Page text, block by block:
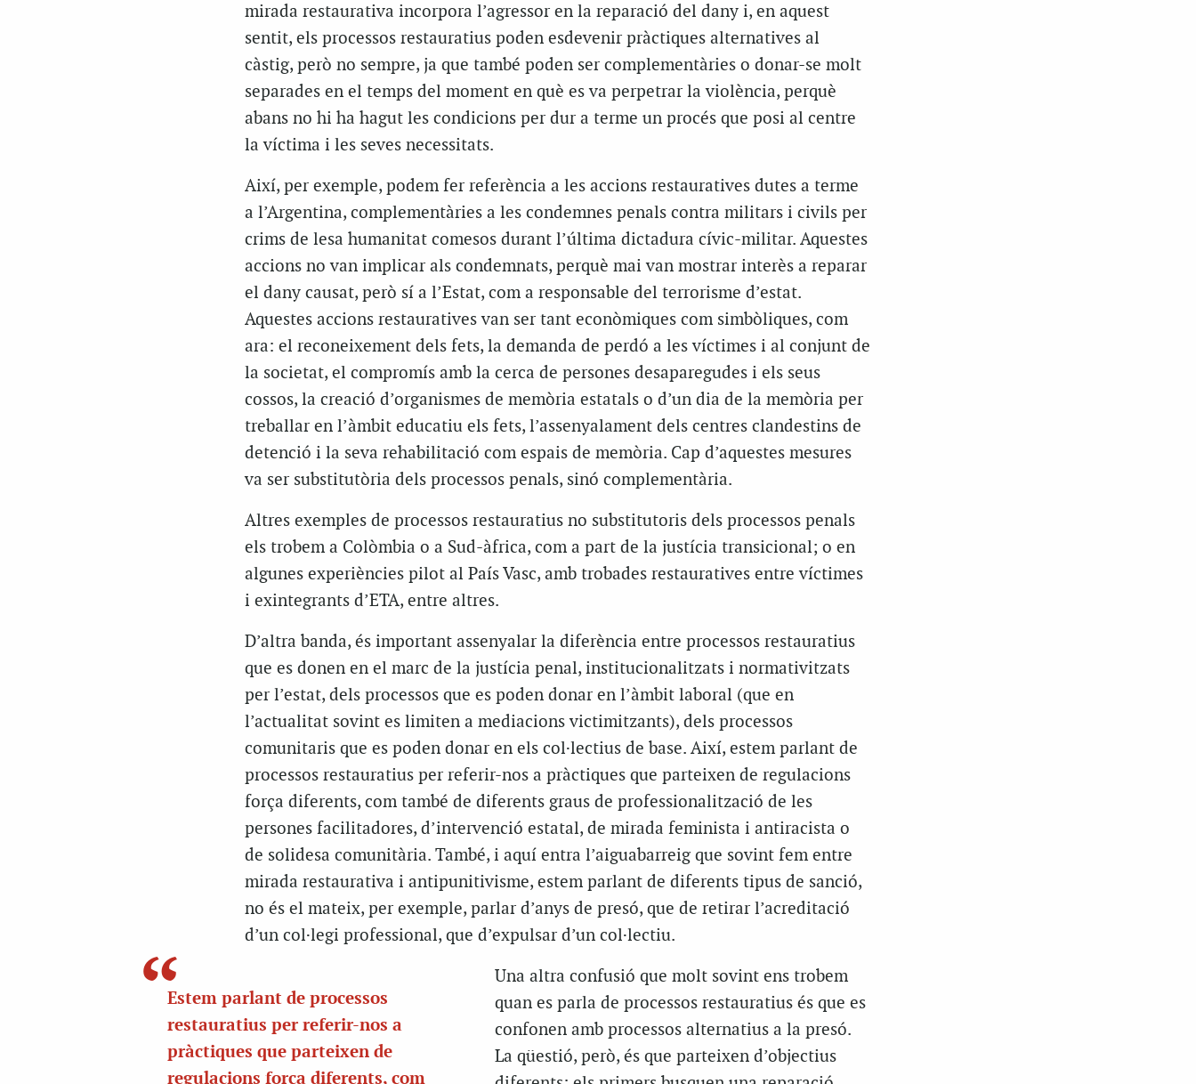
mirada restaurativa incorpora l’agressor en la reparació del dany i, en aquest
sentit, els processos restauratius poden esdevenir pràctiques alternatives al
càstig, però no sempre, ja que també poden ser complementàries o donar-se molt
separades en el temps del moment en què es va perpetrar la violència, perquè
abans no hi ha hagut les condicions per dur a terme un procés que posi al centre
la víctima i les seves necessitats.
Així, per exemple, podem fer referència a les accions restauratives dutes a terme
a l’Argentina, complementàries a les condemnes penals contra militars i civils per
crims de lesa humanitat comesos durant l’última dictadura cívic-militar. Aquestes
accions no van implicar als condemnats, perquè mai van mostrar interès a reparar
el dany causat, però sí a l’Estat, com a responsable del terrorisme d’estat.
Aquestes accions restauratives van ser tant econòmiques com simbòliques, com
ara: el reconeixement dels fets, la demanda de perdó a les víctimes i al conjunt de
la societat, el compromís amb la cerca de persones desaparegudes i els seus
cossos, la creació d’organismes de memòria estatals o d’un dia de la memòria per
treballar en l’àmbit educatiu els fets, l’assenyalament dels centres clandestins de
detenció i la seva rehabilitació com espais de memòria. Cap d’aquestes mesures
va ser substitutòria dels processos penals, sinó complementària.
Altres exemples de processos restauratius no substitutoris dels processos penals
els trobem a Colòmbia o a Sud-àfrica, com a part de la justícia transicional; o en
algunes experiències pilot al País Vasc, amb trobades restauratives entre víctimes
i exintegrants d’ETA, entre altres.
D’altra banda, és important assenyalar la diferència entre processos restauratius
que es donen en el marc de la justícia penal, institucionalitzats i normativitzats
per l’estat, dels processos que es poden donar en l’àmbit laboral (que en
l’actualitat sovint es limiten a mediacions victimitzants), dels processos
comunitaris que es poden donar en els col·lectius de base. Així, estem parlant de
processos restauratius per referir-nos a pràctiques que parteixen de regulacions
força diferents, com també de diferents graus de professionalització de les
persones facilitadores, d’intervenció estatal, de mirada feminista i antiracista o
de solidesa comunitària. També, i aquí entra l’aiguabarreig que sovint fem entre
mirada restaurativa i antipunitivisme, estem parlant de diferents tipus de sanció,
no és el mateix, per exemple, parlar d’anys de presó, que de retirar l’acreditació
d’un col·legi professional, que d’expulsar d’un col·lectiu.
Estem parlant de processos
restauratius per referir-nos a
pràctiques que parteixen de
regulacions força diferents, com
Una altra confusió que molt sovint ens trobem
quan es parla de processos restauratius és que es
confonen amb processos alternatius a la presó.
La qüestió, però, és que parteixen d’objectius